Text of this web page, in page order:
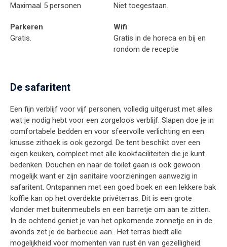
Maximaal 5 personen
Niet toegestaan.
Parkeren
Gratis.
Wifi
Gratis in de horeca en bij en
rondom de receptie
De safaritent
Een fijn verblijf voor vijf personen, volledig uitgerust met alles
wat je nodig hebt voor een zorgeloos verblijf. Slapen doe je in
comfortabele bedden en voor sfeervolle verlichting en een
knusse zithoek is ook gezorgd. De tent beschikt over een
eigen keuken, compleet met alle kookfaciliteiten die je kunt
bedenken. Douchen en naar de toilet gaan is ook gewoon
mogelijk want er zijn sanitaire voorzieningen aanwezig in
safaritent. Ontspannen met een goed boek en een lekkere bak
koffie kan op het overdekte privéterras. Dit is een grote
vlonder met buitenmeubels en een barretje om aan te zitten.
In de ochtend geniet je van het opkomende zonnetje en in de
avonds zet je de barbecue aan.. Het terras biedt alle
mogelijkheid voor momenten van rust én van gezelligheid.